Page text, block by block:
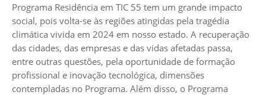
Programa Residência em TIC 55 tem um grande impacto
social, pois volta-se às regiões atingidas pela tragédia
climática vivida em 2024 em nosso estado. A recuperação
das cidades, das empresas e das vidas afetadas passa,
entre outras questões, pela oportunidade de formação
profissional e inovação tecnológica, dimensões
contempladas no Programa. Além disso, o Programa